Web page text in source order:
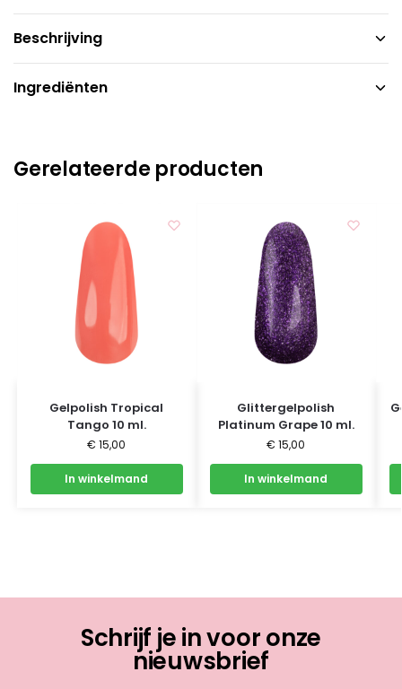
Beschrijving
Ingrediënten
Gerelateerde producten
Gelpolish Tropical
Tango 10 ml.
€ 15,00
In winkelmand
Glittergelpolish
Platinum Grape 10 ml.
€ 15,00
In winkelmand
Schrijf je in voor onze
nieuwsbrief